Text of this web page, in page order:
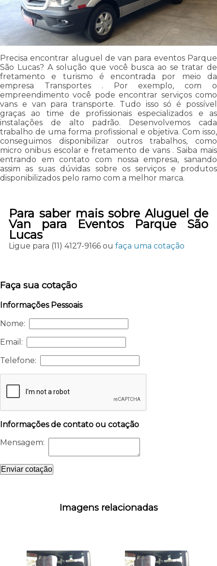
Precisa encontrar aluguel de van para eventos Parque
São Lucas? A solução que você busca ao se tratar de
fretamento e turismo é encontrada por meio da
empresa Transportes . Por exemplo, com o
empreendimento você pode encontrar serviços como
vans e van para transporte. Tudo isso só é possível
graças ao time de profissionais especializados e as
instalações de alto padrão. Desenvolvemos cada
trabalho de uma forma profissional e objetiva. Com isso,
conseguimos disponibilizar outros trabalhos, como
micro onibus escolar e fretamento de vans . Saiba mais
entrando em contato com nossa empresa, sanando
assim as suas dúvidas sobre os serviços e produtos
disponibilizados pelo ramo com a melhor marca.
Para saber mais sobre Aluguel de
Van para Eventos Parque São
Lucas
Ligue para (11) 4127-9166ou faça uma cotação
Faça sua cotação
Informações Pessoais
Nome:
Email:
Telefone:
Informações de contato ou cotação
Mensagem:
Enviar cotação
Imagens relacionadas